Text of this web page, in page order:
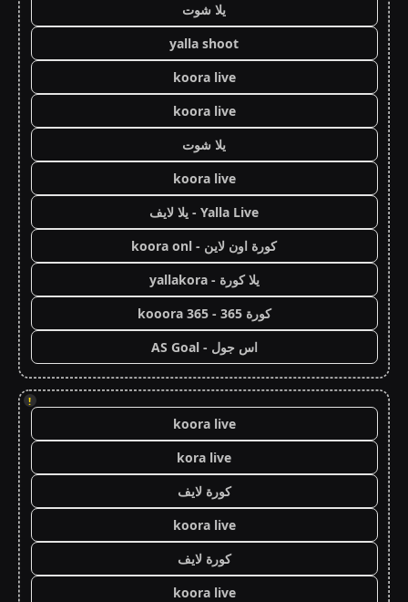
يلا شوت
yalla shoot
koora live
koora live
يلا شوت
koora live
Yalla Live - يلا لايف
كورة اون لاين - koora onl
يلا كورة - yallakora
كورة 365 - kooora 365
اس جول - AS Goal
!
koora live
kora live
كورة لايف
koora live
كورة لايف
koora live